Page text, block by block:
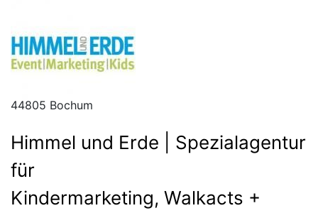
44805 Bochum
Himmel und Erde | Spezialagentur
für
Kindermarketing, Walkacts +